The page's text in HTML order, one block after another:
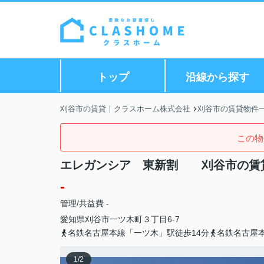
トップ 沿線から探す
刈谷市の賃貸｜クラスホーム株式会社 刈谷市の賃貸物件
この
エレガンシア 東新割 刈谷市の賃
-
管理/共益費 -
愛知県刈谷市一ツ木町３丁目6-7
名鉄名古屋本線「一ツ木」駅徒歩14分
名鉄名古屋
1/2